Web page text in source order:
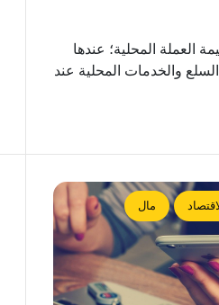
العملة المحلية؛ عندها
والخدمات المحلية عند
مال